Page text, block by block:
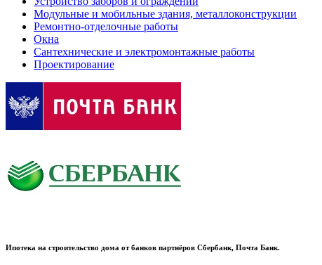
Модульные и мобильные здания, металлоконструкции
Ремонтно-отделочные работы
Окна
Сантехнические и электромонтажные работы
Проектирование
Ипотека на строительство дома от банков партнёров Сбербанк, Почта Банк.